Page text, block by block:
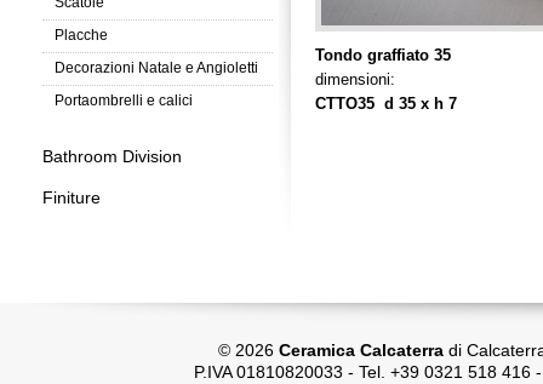
Placche
Decorazioni Natale e Angioletti
Portaombrelli e calici
Bathroom Division
Finiture
Tondo graffiato 35
dimensioni:
CTTO35 d 35 x h 7
© 2026 Ceramica Calcaterradi
P.IVA 01810820033 - Tel. +39 0321 518